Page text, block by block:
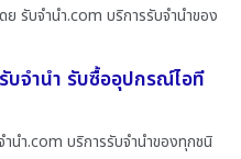
ย รับจํานํา.com บริการรับจำนำของ
บจำนำ รับซื้ออุปกรณ์ไอที
นํา.com บริการรับจำนำของทุกชนิ